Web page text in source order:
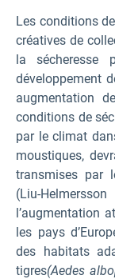
Les conditions
créatives de
la sécheresse
développement
augmentation
conditions de
par le climat
moustiques,
transmises par
(Liu-
l’augmentation
les pays
des habitats
tigres(Aedes